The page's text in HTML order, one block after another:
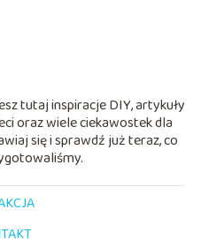
tutaj inspiracje DIY, artykuły
oraz wiele ciekawostek dla
się i sprawdź już teraz, co